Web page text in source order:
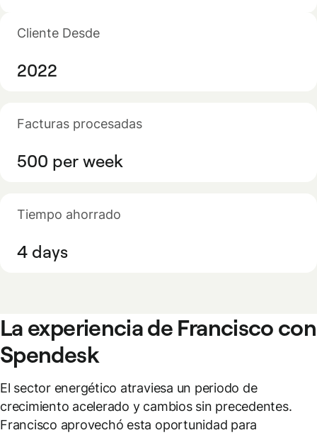
Cliente Desde
2022
Facturas procesadas
500 per week
Tiempo ahorrado
4 days
La experiencia de Francisco con
Spendesk
El sector energético atraviesa un periodo de
crecimiento acelerado y cambios sin precedentes.
Francisco aprovechó esta oportunidad para